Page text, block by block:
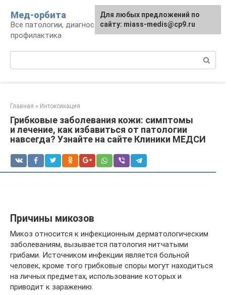
контенту
Мед-орбита
Все патологии, диагностика, лечение,
профилактика
Главная » Интоксикация
Грибковые заболевания кожи: симптомы
и лечение, как избавиться от патологии
навсегда? Узнайте на сайте Клиники МЕДСИ
Причины микозов
Микоз относится к инфекционным дерматологическим
заболеваниям, вызывается патология нитчатыми
грибами. Источником инфекции является больной
человек, кроме того грибковые споры могут находиться
на личных предметах, использование которых и
приводит к заражению.
Для любых предложений по
сайту: miass-medis@cp9.ru